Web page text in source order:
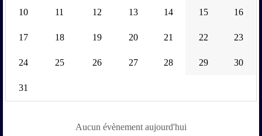
10 11 12 13 14 15 16
17 18 19 20 21 22 23
24 25 26 27 28 29 30
31
Aucun évènement aujourd'hui